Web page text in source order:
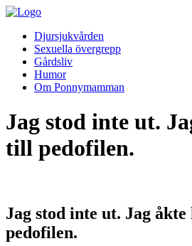
Djursjukvården
Sexuella övergrepp
Gårdsliv
Humor
Om Ponnymamman
Jag stod inte ut.
till pedofilen.
Jag stod inte ut. Jag
pedofilen.